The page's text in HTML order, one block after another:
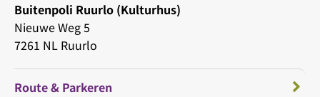
Buitenpoli Ruurlo (Kulturhus)
Nieuwe Weg 5
7261 NL Ruurlo
Route & Parkeren